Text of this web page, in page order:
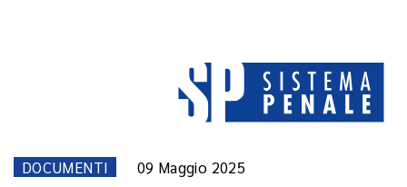
DOCUMENTI 09 Maggio 2025